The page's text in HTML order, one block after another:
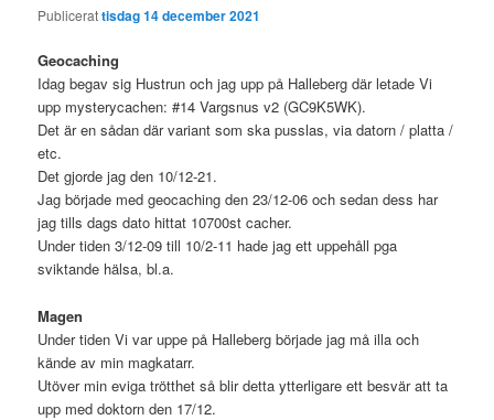
Publicerattisdag 14 december 2021
Geocaching
Idag begav sig Hustrun och jag upp på Halleberg där letade Vi
upp mysterycachen: #14 Vargsnus v2 (GC9K5WK).
Det är en sådan där variant som ska pusslas, via datorn / platta /
etc.
Det gjorde jag den 10/12-21.
Jag började med geocaching den 23/12-06 och sedan dess har
jag tills dags dato hittat 10700st cacher.
Under tiden 3/12-09 till 10/2-11 hade jag ett uppehåll pga
sviktande hälsa, bl.a.
Magen
Under tiden Vi var uppe på Halleberg började jag må illa och
kände av min magkatarr.
Utöver min eviga trötthet så blir detta ytterligare ett besvär att ta
upp med doktorn den 17/12.